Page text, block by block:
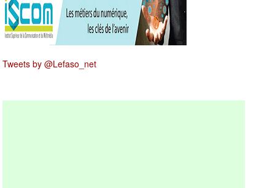
Tweets by @Lefaso_net